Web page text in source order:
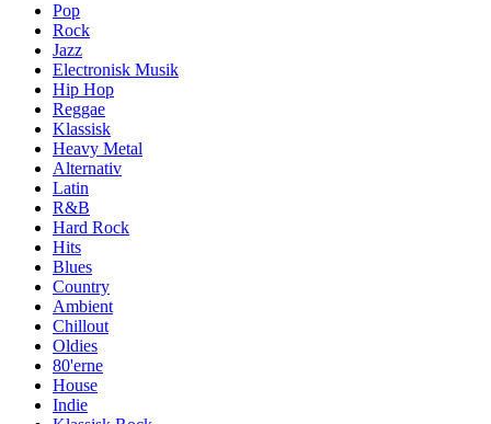
Pop
Rock
Jazz
Electronisk Musik
Hip Hop
Reggae
Klassisk
Heavy Metal
Alternativ
Latin
R&B
Hard Rock
Hits
Blues
Country
Ambient
Chillout
Oldies
80'erne
House
Indie